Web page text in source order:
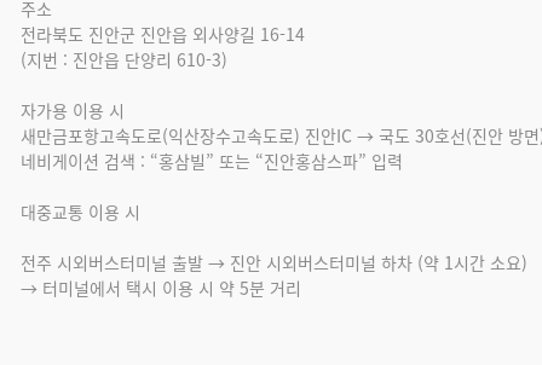
주소
전라북도 진안군 진안읍 외사양길 16-14
(지번 : 진안읍 단양리 610-3)
자가용 이용 시
새만금포항고속도로(익산장수고속도로) 진안IC → 국도 30호선(진안
네비게이션 검색 : “홍삼빌” 또는 “진안홍삼스파” 입력
대중교통 이용 시
전주 시외버스터미널 출발 → 진안 시외버스터미널 하차 (약 1시간 소요)
→ 터미널에서 택시 이용 시 약 5분 거리